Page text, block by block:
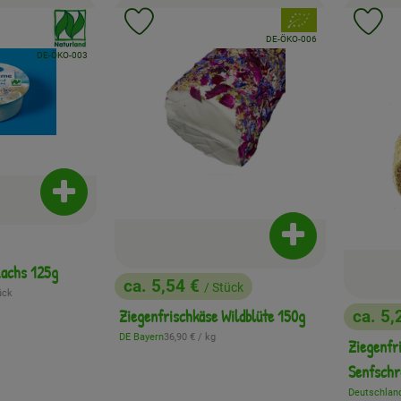
125g
Produkt zum Warenkorb hinzufügen
, Verband:
, Kontrollstelle:
DE-ÖKO-003
hinzufügen
, Preis:
ca. 5,54 € / Stück
Ziegenfrischkäse Wildblüte 150g
, Herkunft:
DE Bayern, Referenzpreis:
36,90 € / kg
Produkt zum
, Verband:
, Kontrollstelle:
DE-ÖKO-006
Produkt zu Favouriten hinzufügen
,
ca.
, Herkunft: